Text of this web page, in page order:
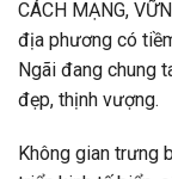
CÁCH MẠNG,
địa phương có
Ngãi đang chung
đẹp, thịnh vượng.
Không gian trưng